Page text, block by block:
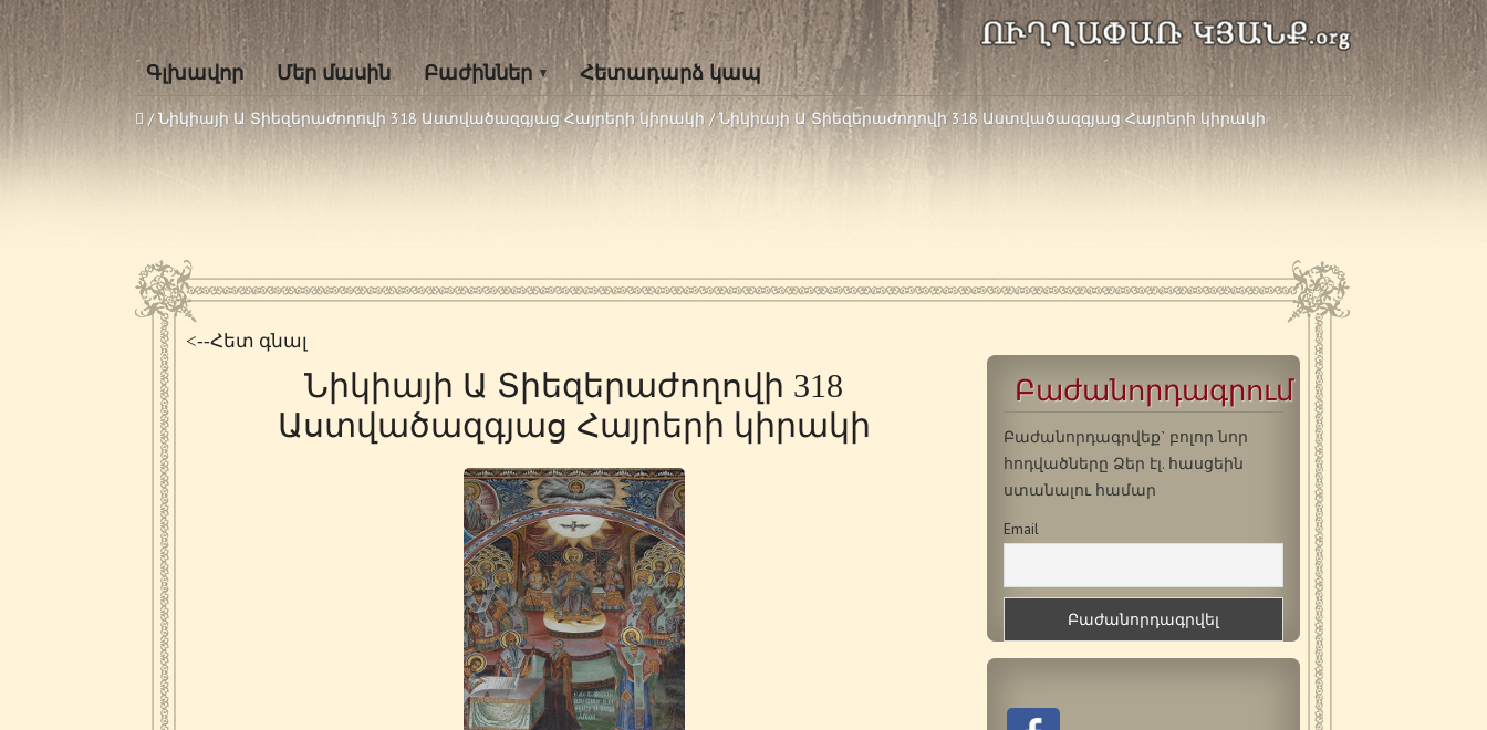
Գլխավոր Մեր մասին Բաժիններ Հետադարձ կապ
/Նիկիայի Ա Տիեզերաժողովի 318 Աստվածազգյաց Հայրերի կիրակի /Նիկիայի Ա Տիեզերաժողովի 318 Աստվածազգյաց Հայրերի կիրակի
<--Հետ գնալ
Նիկիայի Ա Տիեզերաժողովի 318
Աստվածազգյաց Հայրերի կիրակի
Բաժանորդագրում
Բաժանորդագրվեք` բոլոր նոր
հոդվածները Ձեր էլ. հասցեին
ստանալու համար
Email